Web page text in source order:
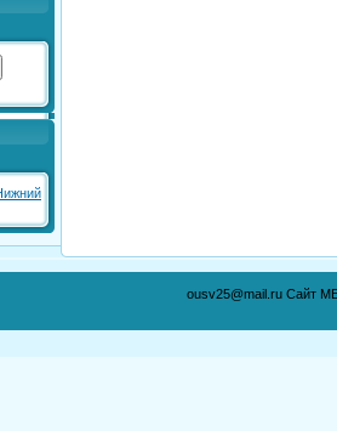
ousv25@mail.ru Сайт